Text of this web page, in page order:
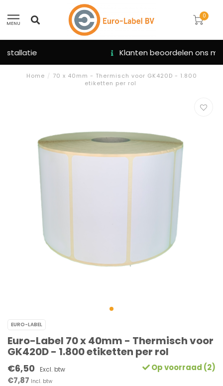
MENU
0
Klanten beoordelen ons met een 9.3
Home / 70 x 40mm - Thermisch voor GK420D - 1.800
etiketten per rol
EURO-LABEL
Euro-Label 70 x 40mm - Thermisch voor
GK420D - 1.800 etiketten per rol
€6,50 Excl. btw
€7,87 Incl. btw
Op voorraad (2)